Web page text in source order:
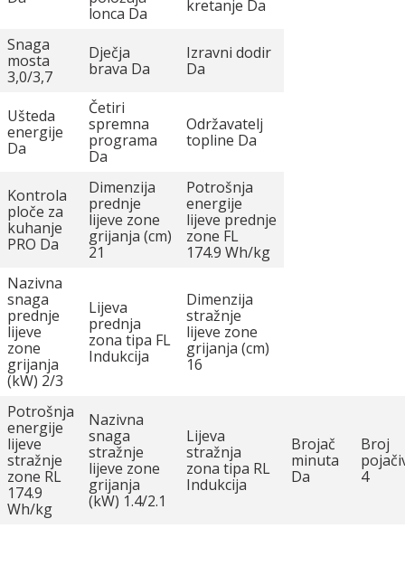
lonca Da
kretanje Da
Snaga
mosta
3,0/3,7
Dječja
brava Da
Izravni dodir
Da
Ušteda
energije
Da
Četiri
spremna
programa
Da
Održavatelj
topline Da
Kontrola
ploče za
kuhanje
PRO Da
Dimenzija
prednje
lijeve zone
grijanja (cm)
21
Potrošnja
energije
lijeve prednje
zone FL
174.9 Wh/kg
Nazivna
snaga
prednje
lijeve
zone
grijanja
(kW) 2/3
Lijeva
prednja
zona tipa FL
Indukcija
Dimenzija
stražnje
lijeve zone
grijanja (cm)
16
Potrošnja
energije
lijeve
stražnje
zone RL
174.9
Wh/kg
Nazivna
snaga
stražnje
lijeve zone
grijanja
(kW) 1.4/2.1
Lijeva
stražnja
zona tipa RL
Indukcija
Brojač
minuta
Da
Broj
4